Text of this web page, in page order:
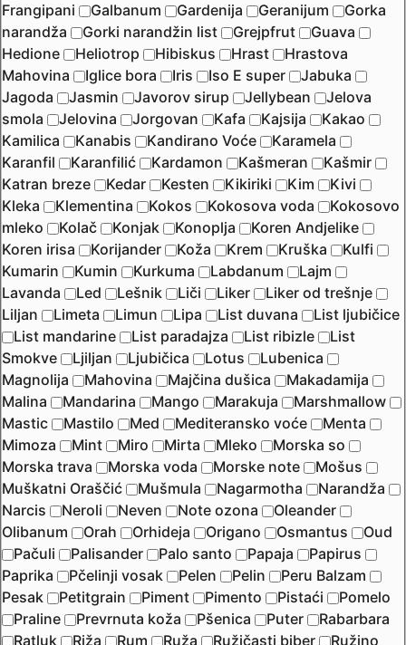
Frangipani
Galbanum Gardenija Geranijum
Gorka
narandža
Gorki narandžin list Grejpfrut
Guava
Hedione
Heliotrop Hibiskus Hrast
Hrastova
Mahovina
Iglice bora Iris Iso E super
Jabuka
Jagoda
Jasmin Javorov sirup Jellybean
Jelova
smola
Jelovina Jorgovan Kafa Kajsija
Kakao
Kamilica
Kanabis Kandirano Voće
Karamela
Karanfil
Karanfilić Kardamon Kašmeran
Kašmir
Katran breze
Kedar Kesten Kikiriki Kim
Kivi
Kleka
Klementina Kokos Kokosova voda
Kokosovo
mleko
Kolač Konjak Konoplja
Koren Andjelike
Koren irisa
Korijander Koža Krem Kruška
Kulfi
Kumarin
Kumin Kurkuma Labdanum
Lajm
Lavanda
Led Lešnik Liči Liker
Liker od trešnje
Liljan
Limeta Limun Lipa List duvana
List ljubičice
List mandarine
List paradajza List ribizle
List
Smokve
Ljiljan Ljubičica Lotus
Lubenica
Magnolija
Mahovina Majčina dušica
Makadamija
Malina
Mandarina Mango Marakuja
Marshmallow
Mastic
Mastilo Med Mediteransko voće
Menta
Mimoza
Mint Miro Mirta Mleko
Morska so
Morska trava
Morska voda Morske note
Mošus
Muškatni Oraščić
Mušmula Nagarmotha
Narandža
Narcis
Neroli Neven Note ozona
Oleander
Olibanum
Orah Orhideja Origano Osmantus
Oud
Pačuli
Palisander Palo santo Papaja
Papirus
Paprika
Pčelinji vosak Pelen Pelin
Peru Balzam
Pesak
Petitgrain Piment Pimento Pistaći
Pomelo
Praline
Prevrnuta koža Pšenica Puter
Rabarbara
Ratluk
Riža Rum Ruža Ružičasti biber
Ružino